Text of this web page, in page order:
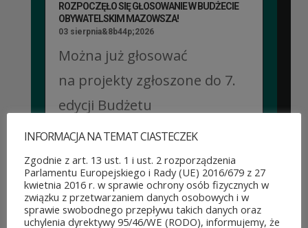
ROZPOCZĘŁO SIĘ GŁOSOWANIE W BUDŻECIE
OBYWATELSKIM MAZOWSZA!
03 sierpnia&8b44p;2026
Można już głosować
na projekty zgłoszone do 7.
edycji Budżetu
Obywatelskiego Mazowsza.
To mieszkańcy zdecydują,
które pomysły dostaną
dofinansowanie z budżetu
INFORMACJA NA TEMAT CIASTECZEK
Zgodnie z art. 13 ust. 1 i ust. 2 rozporządzenia
Parlamentu Europejskiego i Rady (UE) 2016/679 z 27
kwietnia 2016 r. w sprawie ochrony osób fizycznych w
związku z przetwarzaniem danych osobowych i w
sprawie swobodnego przepływu takich danych oraz
uchylenia dyrektywy 95/46/WE (RODO), informujemy, że